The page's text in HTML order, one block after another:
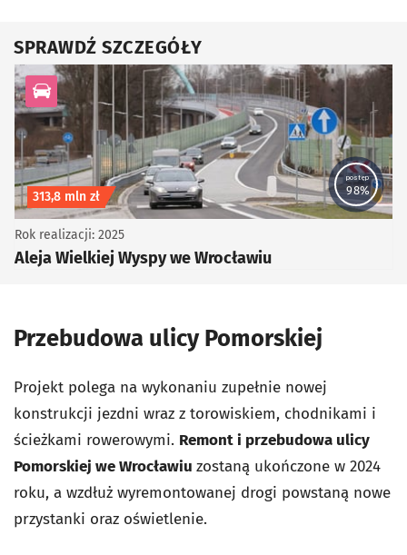
SPRAWDŹ SZCZEGÓŁY
kategoria Infrastruktura drogowa
postęp
98%
Koszt inwestycji
313,8 mln zł
Aleja Wielkiej Wyspy we Wrocławiu
Rok realizacji: 2025
Przebudowa ulicy Pomorskiej
Projekt polega na wykonaniu zupełnie nowej
konstrukcji jezdni wraz z torowiskiem, chodnikami i
ścieżkami rowerowymi. Remont i przebudowa ulicy
Pomorskiej we Wrocławiu zostaną ukończone w 2024
roku, a wzdłuż wyremontowanej drogi powstaną nowe
przystanki oraz oświetlenie.